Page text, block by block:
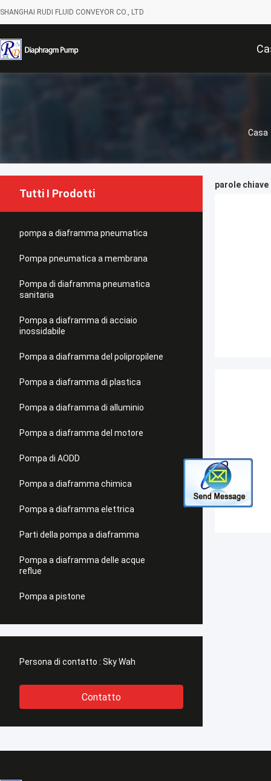
SHANGHAI RUDI FLUID CONVEYOR CO., LTD
Casa
Tutti I Prodotti
pompa a diaframma pneumatica
Pompa pneumatica a membrana
Pompa di diaframma pneumatica
sanitaria
Pompa a diaframma di acciaio
inossidabile
Pompa a diaframma del polipropilene
Pompa a diaframma di plastica
Pompa a diaframma di alluminio
Pompa a diaframma del motore
Pompa di AODD
Pompa a diaframma chimica
Pompa a diaframma elettrica
Parti della pompa a diaframma
Pompa a diaframma delle acque
reflue
Pompa a pistone
Persona di contatto : Sky Wah
Contatto
parole